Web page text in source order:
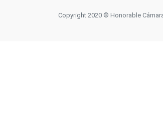
Copyright 2020 © Honorable